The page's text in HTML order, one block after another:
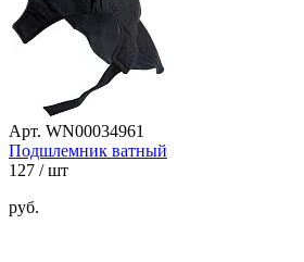
Арт. WN00034961
Подшлемник ватный
127 / шт
руб.